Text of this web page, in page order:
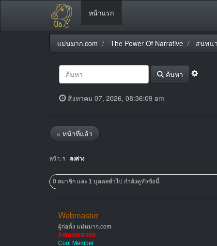
หน้าแรก
แม่นมาก.com The Power Of Narrative สนทน
ค้นหา
สิงหาคม 07, 2026, 08:36:09 am
« หน้าที่แล้ว
หน้า: 1 ลงล่าง
0 สมาชิก และ 1 บุคคลทั่วไป กำลังดูหัวข้อนี้
Webmaster
ผู้ก่อตั้ง แม่นมาก.com
Administrator
Cool Member